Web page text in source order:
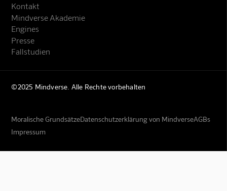
Kontakt
Mindverse Akademie
Engines
Presse
Fallstudien
©2025 Mindverse. Alle Rechte vorbehalten
Moralische GrundsätzeDatenschutzerklärung von MindverseAGBs
Impressum